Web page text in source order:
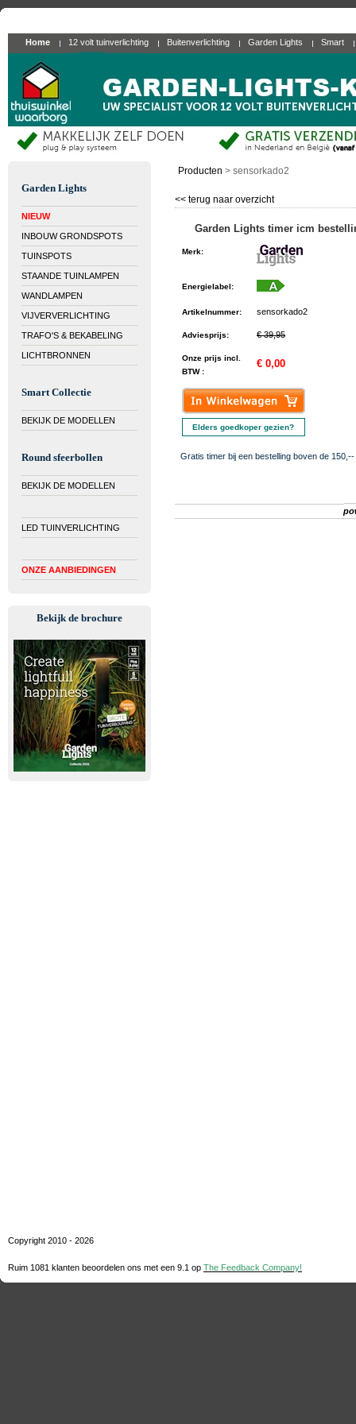
Home 12 volt tuinverlichting Buitenverlichting Garden Lights Smart
Garden Lights
NIEUW
INBOUW GRONDSPOTS
TUINSPOTS
STAANDE TUINLAMPEN
WANDLAMPEN
VIJVERVERLICHTING
TRAFO'S & BEKABELING
LICHTBRONNEN
Smart Collectie
BEKIJK DE MODELLEN
Round sfeerbollen
BEKIJK DE MODELLEN
LED TUINVERLICHTING
ONZE AANBIEDINGEN
Bekijk de brochure
Producten > sensorkado2
<< terug naar overzicht
Garden Lights timer icm
Merk:
Energielabel:
Artikelnummer: sensorkado2
Adviesprijs: € 39,95
Onze prijs incl.
BTW :
€ 0,00
Elders goedkoper gezien?
Gratis timer bij een bestelling boven de 150,--
Copyright 2010 - 2026
Ruim 1081 klanten beoordelen ons met een 9.1 op The Feedback Company!